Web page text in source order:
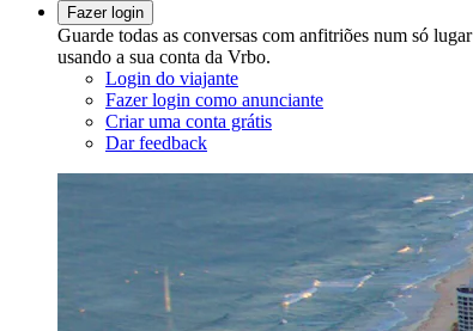
Fazer login
Guarde todas as conversas com anfitriões num só lugar
usando a sua conta da Vrbo.
Login do viajante
Fazer login como anunciante
Criar uma conta grátis
Dar feedback